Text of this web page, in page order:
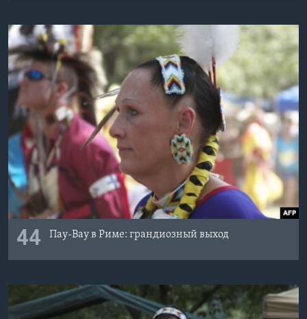
44 Пау-Вау в Риме: грандиозный выход